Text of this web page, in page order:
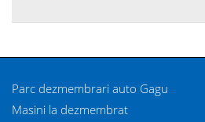
Parc dezmembrari auto Gagu
Masini la dezmembrat